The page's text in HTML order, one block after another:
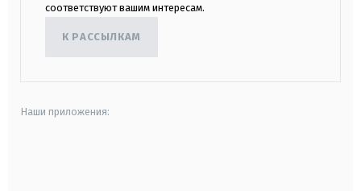
соответствуют вашим интересам.
К РАССЫЛКАМ
Наши приложения: